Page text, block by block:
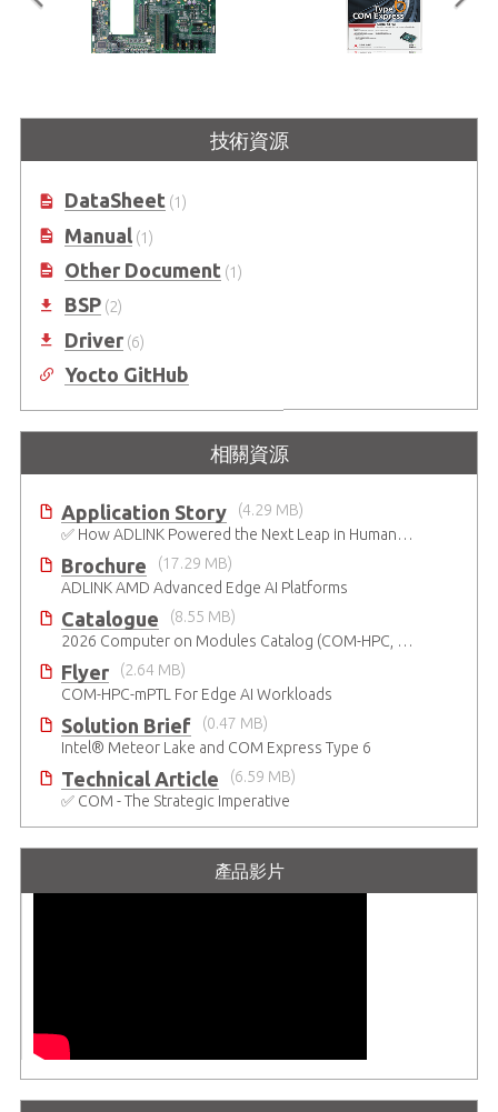
Express® Type 6 參考設計載板
Starter Kit Plus
技術資源
DataSheet(1)
Manual(1)
Other Document(1)
BSP(2)
Driver(6)
Yocto GitHub
相關資源
Application Story
(4.29 MB)
✅ How ADLINK Powered the Next Leap in Humanoid Robotics
Brochure
(17.29 MB)
ADLINK AMD Advanced Edge AI Platforms
Catalogue
(8.55 MB)
2026 Computer on Modules Catalog (COM-HPC, COM Express , SMARC, OSM, Qseven and ETX)
Flyer
(2.64 MB)
COM-HPC-mPTL For Edge AI Workloads
Solution Brief
(0.47 MB)
Intel® Meteor Lake and COM Express Type 6
Technical Article
(6.59 MB)
✅ COM - The Strategic Imperative
產品影片